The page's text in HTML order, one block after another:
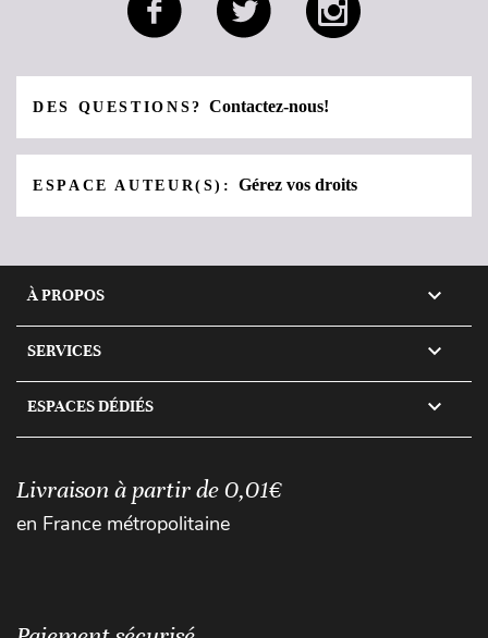
DES QUESTIONS?Contactez-nous!
ESPACE AUTEUR(S):Gérez vos droits
À PROPOS 
SERVICES 
ESPACES DÉDIÉS 
Livraison à partir de 0,01€
en France métropolitaine